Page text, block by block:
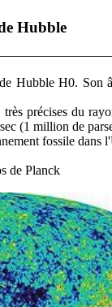
Hubble
Hubble H0. Son
précises du
(1 million de
fossile dans
de Planck